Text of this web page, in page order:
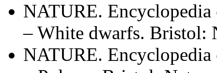
NATURE.
– White dwarfs. Bristol:
NATURE.